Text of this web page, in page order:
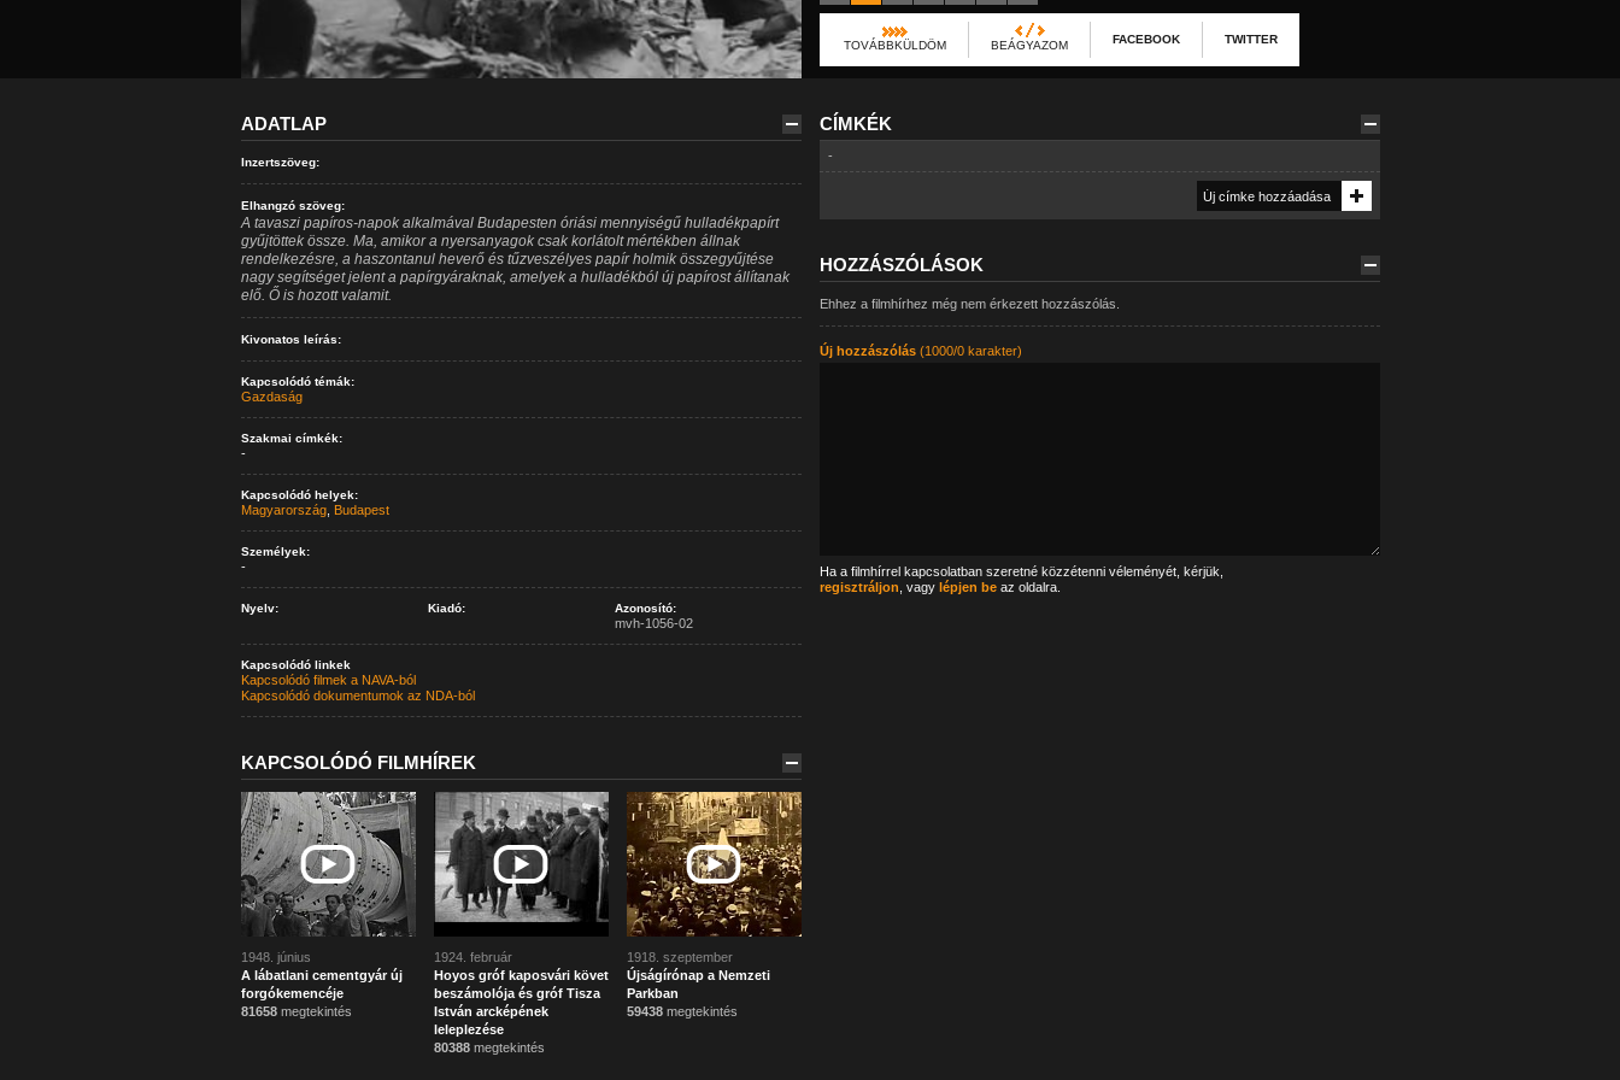
TOVÁBBKÜLDÖM BEÁGYAZOM FACEBOOK TWITTER
ADATLAP
Inzertszöveg:
Elhangzó szöveg:
A tavaszi papíros-napok alkalmával Budapesten óriási mennyiségű hulladékpapírt
gyűjtöttek össze. Ma, amikor a nyersanyagok csak korlátolt mértékben állnak
rendelkezésre, a haszontanul heverő és tűzveszélyes papír holmik összegyűjtése
nagy segítséget jelent a papírgyáraknak, amelyek a hulladékból új papírost állítanak
elő. Ő is hozott valamit.
Kivonatos leírás:
Kapcsolódó témák:
Gazdaság
Szakmai címkék:
-
Kapcsolódó helyek:
Magyarország, Budapest
Személyek:
-
Nyelv: Kiadó: Azonosító:
mvh-1056-02
Kapcsolódó linkek
Kapcsolódó filmek a NAVA-ból
Kapcsolódó dokumentumok az NDA-ból
KAPCSOLÓDÓ FILMHÍREK
1948. június
A lábatlani cementgyár új
forgókemencéje
81658megtekintés
1924. február
Hoyos gróf kaposvári követ
beszámolója és gróf Tisza
István arcképének
leleplezése
80388megtekintés
1918. szeptember
Újságírónap a Nemzeti
Parkban
59438megtekintés
CÍMKÉK
-
HOZZÁSZÓLÁSOK
Ehhez a filmhírhez még nem érkezett hozzászólás.
Új hozzászólás(1000/0 karakter)
Ha a filmhírrel kapcsolatban szeretné közzétenni véleményét, kérjük,
regisztráljon , vagy lépjen beaz oldalra.